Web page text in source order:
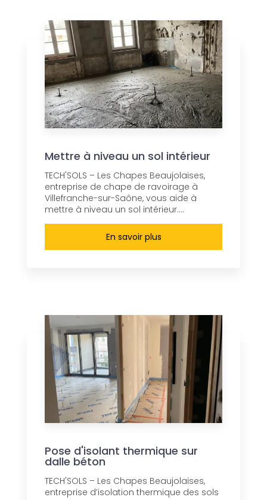
Mettre à niveau un sol intérieur
TECH'SOLS – Les Chapes Beaujolaises,
entreprise de chape de ravoirage à
Villefranche-sur-Saône, vous aide à
mettre à niveau un sol intérieur....
En savoir plus
Pose d'isolant thermique sur
dalle béton
TECH'SOLS – Les Chapes Beaujolaises,
entreprise d’isolation thermique des sols